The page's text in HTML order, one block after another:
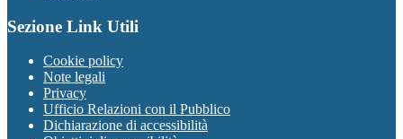
Sezione Link Utili
Cookie policy
Note legali
Privacy
Ufficio Relazioni con il Pubblico
Dichiarazione di accessibilità